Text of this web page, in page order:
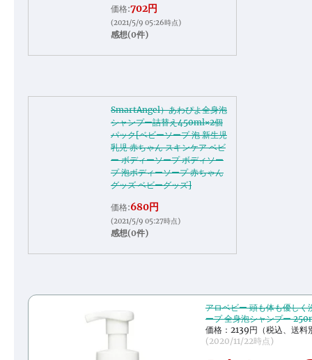
価格:702円
(2021/5/9 05:26時点)
感想(0件)
SmartAngel）あわぴよ全身泡
シャンプー詰替え450ml×2個
パック[ベビーソープ 泡 新生児
乳児 赤ちゃん スキンケア ベビ
ー ボディーソープ ボディソー
プ 泡ボディーソープ 赤ちゃん
グッズ ベビーグッズ]
価格:680円
(2021/5/9 05:27時点)
感想(0件)
アロベビー 頭も体も優しく
ープ 全身泡シャンプー
価格：2139円（税込、送料
(2020/11/22時点)